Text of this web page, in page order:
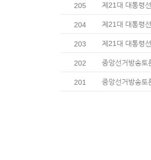
205 제21대 대통령
204 제21대 대통령
203 제21대 대통령
202 중앙선거방송토
201 중앙선거방송토